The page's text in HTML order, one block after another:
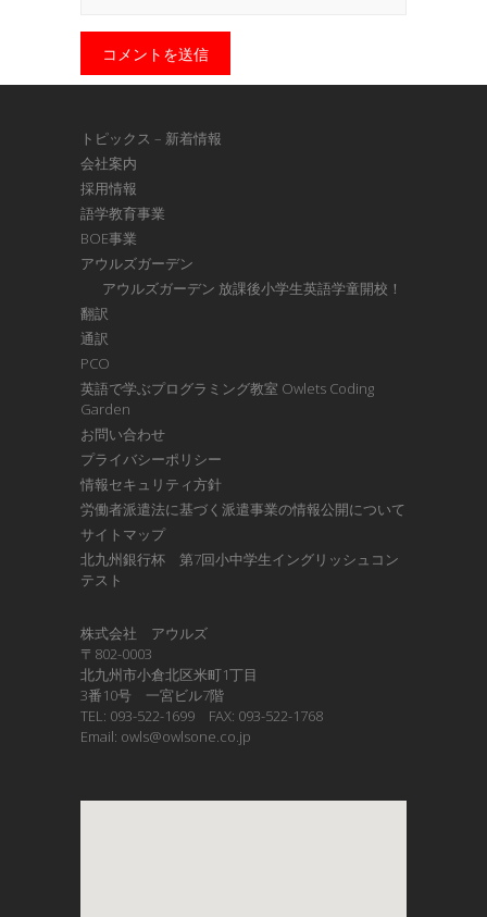
トピックス – 新着情報
会社案内
採用情報
語学教育事業
BOE事業
アウルズガーデン
アウルズガーデン 放課後小学生英語学童開校！
翻訳
通訳
PCO
英語で学ぶプログラミング教室 Owlets Coding
Garden
お問い合わせ
プライバシーポリシー
情報セキュリティ方針
労働者派遣法に基づく派遣事業の情報公開について
サイトマップ
北九州銀行杯 第7回小中学生イングリッシュコン
テスト
株式会社 アウルズ
〒802-0003
北九州市小倉北区米町1丁目
3番10号 一宮ビル7階
TEL: 093-522-1699 FAX: 093-522-1768
Email: owls@owlsone.co.jp